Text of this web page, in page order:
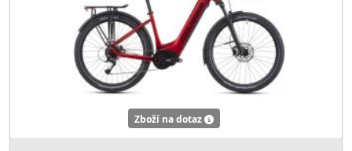
Zboží na dotaz